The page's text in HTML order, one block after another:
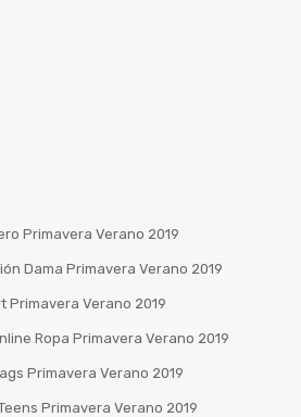
Primavera Verano 2019
Dama Primavera Verano 2019
Primavera Verano 2019
Ropa Primavera Verano 2019
Primavera Verano 2019
Primavera Verano 2019